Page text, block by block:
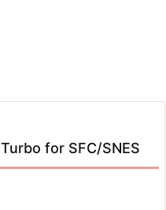
for SFC/SNES